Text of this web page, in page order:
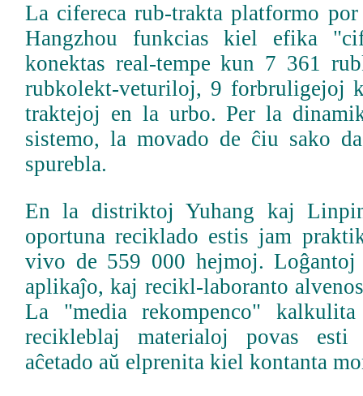
La cifereca rub-trakta platformo
Hangzhou funkcias kiel efika
konektas real-tempe kun 7 361
rubkolekt-veturiloj, 9 forbruligejoj
traktejoj en la urbo. Per la
sistemo, la movado de ĉiu sako
spurebla.
En la distriktoj Yuhang kaj
oportuna reciklado estis jam
vivo de 559 000 hejmoj. Loĝantoj
aplikaĵo, kaj recikl-laboranto
La "media rekompenco"
recikleblaj materialoj povas
aĉetado aŭ elprenita kiel kontanta